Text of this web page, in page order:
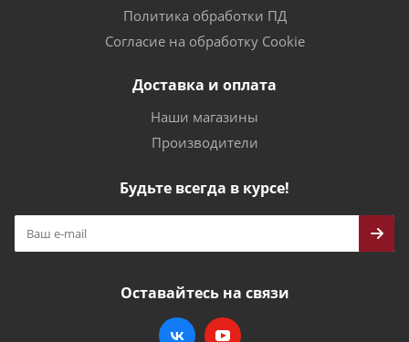
Политика обработки ПД
Согласие на обработку Cookie
Доставка и оплата
Наши магазины
Производители
Будьте всегда в курсе!
Оставайтесь на связи